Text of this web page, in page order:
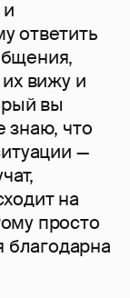
ответить
вижу и
вы
знаю, что
—
на
просто
благодарна